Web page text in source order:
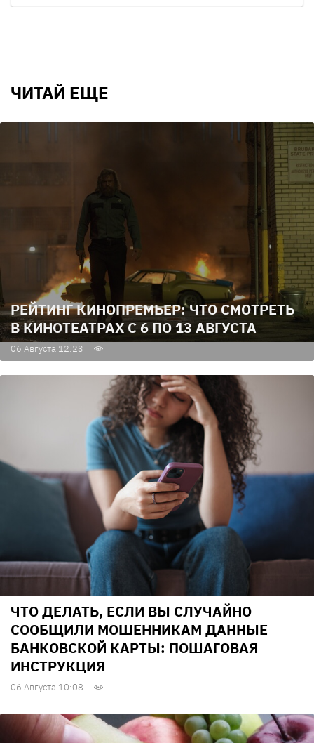
ЧИТАЙ ЕЩЕ
РЕЙТИНГ КИНОПРЕМЬЕР: ЧТО СМОТРЕТЬ
В КИНОТЕАТРАХ С 6 ПО 13 АВГУСТА
06 Августа 12:23
ЧТО ДЕЛАТЬ, ЕСЛИ ВЫ СЛУЧАЙНО
СООБЩИЛИ МОШЕННИКАМ ДАННЫЕ
БАНКОВСКОЙ КАРТЫ: ПОШАГОВАЯ
ИНСТРУКЦИЯ
06 Августа 10:08